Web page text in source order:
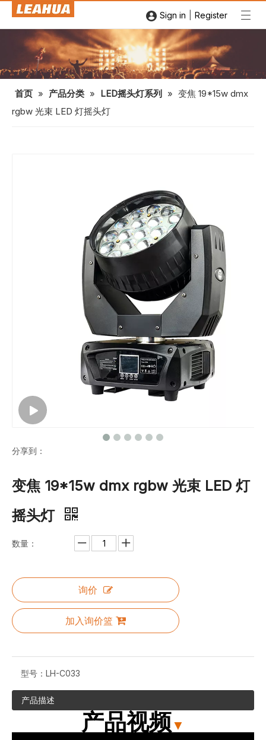
Sign in Register
首页 » 产品分类 » LED摇头灯系列 » 变焦 19*15w dmx
rgbw 光束 LED 灯摇头灯
分享到：
变焦 19*15w dmx rgbw 光束 LED 灯
摇头灯
数量：
询价
加入询价篮
型号： LH-C033
产品描述
产品视频▼